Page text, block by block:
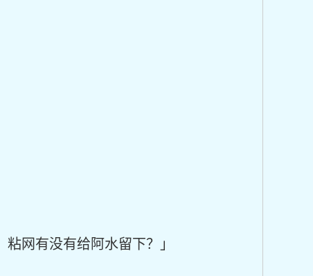
网有没有给阿水留下？」